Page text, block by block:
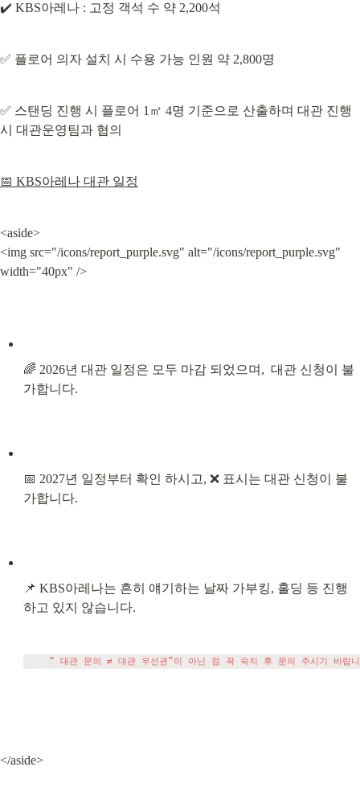
✔️ KBS아레나 : 고정 객석 수 약 2,200석
✅ 플로어 의자 설치 시 수용 가능 인원 약 2,800명
✅ 스탠딩 진행 시 플로어 1㎡ 4명 기준으로 산출하며 대관 진행
시 대관운영팀과 협의
📅 KBS아레나 대관 일정
<aside>
<img src="/icons/report_purple.svg" alt="/icons/report_purple.svg"
width="40px" />
🌈 2026년 대관 일정은 모두 마감 되었으며,  대관 신청이 불
가합니다.
📅 2027년 일정부터 확인 하시고, ❌ 표시는 대관 신청이 불
가합니다.
📌 KBS아레나는 흔히 얘기하는 날짜 가부킹, 홀딩 등 진행
하고 있지 않습니다.
</aside>